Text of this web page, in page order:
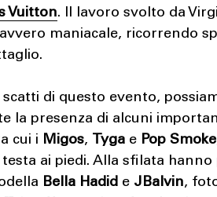
Vuitton. Il lavoro svolto da
maniacale, ricorrendo
di questo evento,
la presenza di alcuni
cui i Migos, Tyga e Pop Smoke
ai piedi. Alla sfilata hanno
Bella Hadid e JBalvin,